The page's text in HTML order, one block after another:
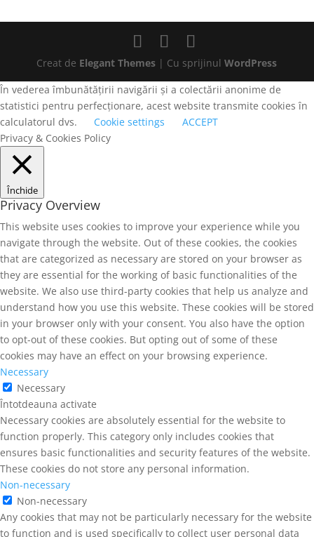
Creat de Elegant Themes | Cu sprijinulWordPress
În vederea îmbunătățirii navigării și a colectării anonime de
statistici pentru perfecționare, acest website transmite cookies în
calculatorul dvs.
Cookie settings
ACCEPT
Privacy & Cookies Policy
Închide
Privacy Overview
This website uses cookies to improve your experience while you
navigate through the website. Out of these cookies, the cookies
that are categorized as necessary are stored on your browser as
they are essential for the working of basic functionalities of the
website. We also use third-party cookies that help us analyze and
understand how you use this website. These cookies will be stored
in your browser only with your consent. You also have the option
to opt-out of these cookies. But opting out of some of these
cookies may have an effect on your browsing experience.
Necessary
Necessary
Întotdeauna activate
Necessary cookies are absolutely essential for the website to
function properly. This category only includes cookies that
ensures basic functionalities and security features of the website.
These cookies do not store any personal information.
Non-necessary
Non-necessary
Any cookies that may not be particularly necessary for the website
to function and is used specifically to collect user personal data